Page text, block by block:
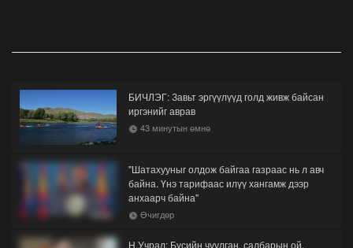
БИЧЛЭГ: Завьт эргүүлүүд голд живж байсан
иргэнийг аврав
43 минутын өмнө
"Шатахууныг олдож байгаа газраас нь л авч
байна. Үнэ тарифаас илүү хангамж дээр
анхаарч байна"
Өчигдөр
Н.Учрал: Бүсийн чуулган, салбарын ой,